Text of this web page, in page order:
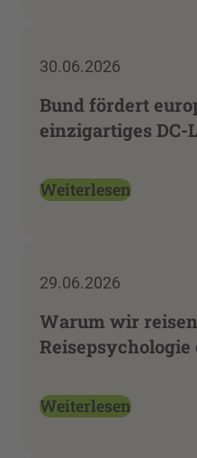
30.06.2026
Bund fördert
einzigartiges DC-
Weiterlesen
29.06.2026
Warum wir
Weiterlesen